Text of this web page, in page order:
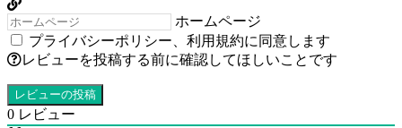
ホームページ
プライバシーポリシー
利用規約に同意します
レビューを投稿する前に確認してほしいことです
0 レビュー